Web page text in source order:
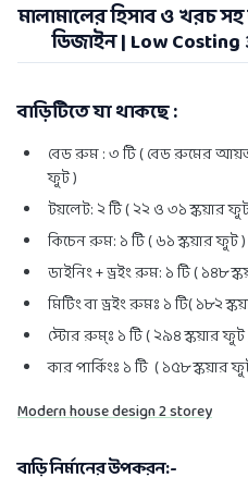
মালামালের হিসাব ও খরচ
ডিজাইন | Low
বাড়িটিতে যা থাকছে :
বেড রুম : ৩ টি ( বেড রুমের
ফুট )
টয়লেট: ২ টি ( ২২ ও ৩১ স্কয়ার
কিচেন রুম: ১ টি ( ৬১ স্কয়ার ফুট )
ডাইনিং + ড্রইং রুম: ১ টি ( ১৪৮
মিটিং বা ড্রইং রুমঃ ১ টি( ১৮২
স্টোর রুম্ঃ ১ টি ( ২৯৪ স্কয়ার ফুট
কার পার্কিংঃ ১ টি ( ১৫৮ স্কয়ার
Modern house design 2 storey
বাড়ি নির্মানের উপকরন:-